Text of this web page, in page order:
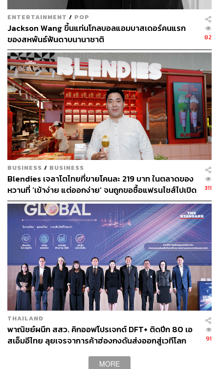
SKYE Roofbar & Dining:
ของโรงแรม มีจุดเด่นเป็นวิวอ่าววิกตอเรียแบบเปิดโล่ง
มองเห็นพลุและการแสดงของฝั่งเกาลูนได้แบบสบายๆ
บาร์ด้านนอกเป็นจุดชมพระอาทิตย์ตก และยังเสิร์ฟ
ค็อกเทลซิกเนเจอร์ที่ได้แรงบันดาลใจจากดวงดาวและ
ราศีด้วย
อื่นๆ:ล็อบบี้โรงแรมสวยมาก ให้ฟีลของการเดินทาง ถ้า
คุณไม่ได้วางแผนไปกินมื้อเช้าตามร้านดังในฮ่องกง
อาหารเช้าที่นี่ถือว่าดี อร่อย และมีคุณภาพ
ENTERTAINMENT / POP
Jackson Wang ขึ้นแท่นโกลบอลแอมบาสเดอร์คนแรก
ของสหพันธ์ฟันดาบนานาชาติ
82
BUSINESS / BUSINESS
Blendies เจลาโตไทยที่ขายโคนละ 219 บาท ในตลาดของ
หวานที่ ‘เข้าง่าย แต่ออกง่าย’ จนถูกขอซื้อแฟรนไชส์ไปเปิด
ฮ่องกง
311
THAILAND
พาณิชย์ผนึก สสว. คิกออฟโปรเจกต์ DFT+ ติดปีก 80 เอ
สเอ็มอีไทย ลุยเจรจาการค้าฮ่องกงดันส่งออกสู่เวทีโลก
91
MORE